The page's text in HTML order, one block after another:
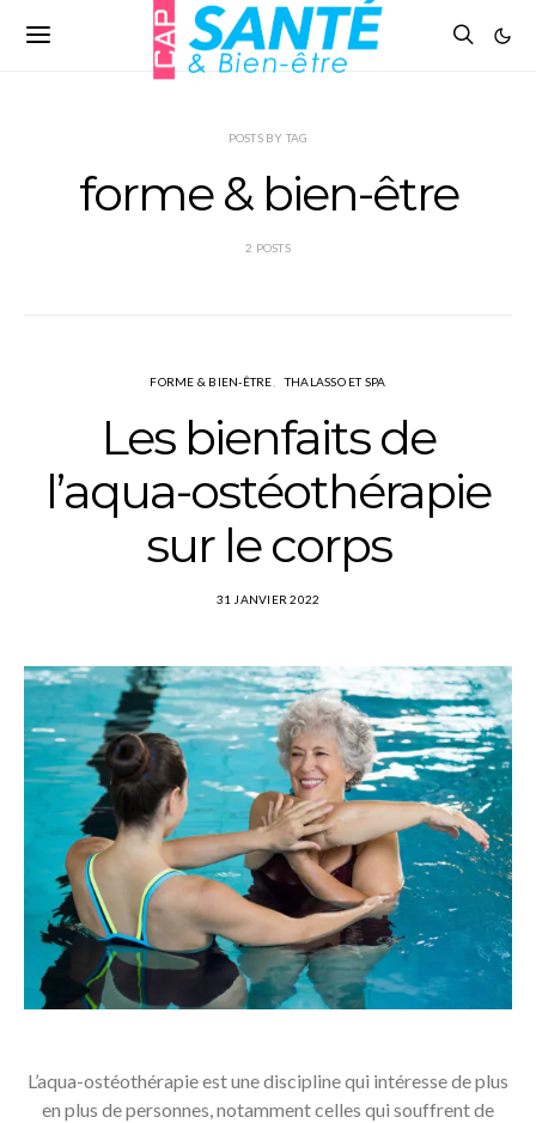
POSTS BY TAG
forme & bien-être
2 POSTS
FORME & BIEN-ÊTRE THALASSO ET SPA
Les bienfaits de
l’aqua-ostéothérapie
sur le corps
31 JANVIER 2022
L’aqua-ostéothérapie est une discipline qui intéresse de plus
en plus de personnes, notamment celles qui souffrent de